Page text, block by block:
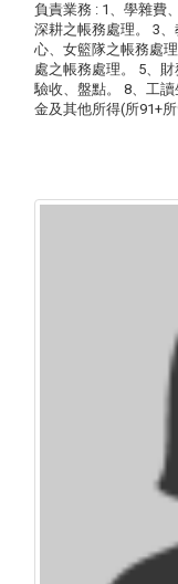
負責業務 : 1、學雜費
深耕之帳務處理。 3
心、女籃隊之帳務處
處之帳務處理。 5、
驗收、盤點。 8、工
金及其他所得(所91+